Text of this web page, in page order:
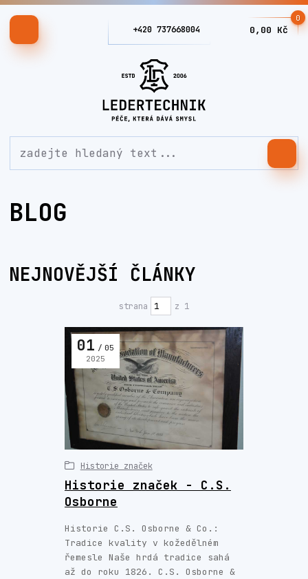
+420 737668004
0
0,00 Kč
BLOG
NEJNOVĚJŠÍ ČLÁNKY
strana z 1
Historie značek - C.S.
Osborne
01
05
2025
Historie značek
Historie C.S. Osborne & Co.:
Tradice kvality v kožedělném
řemesle Naše hrdá tradice sahá
až do roku 1826. C.S. Osborne &